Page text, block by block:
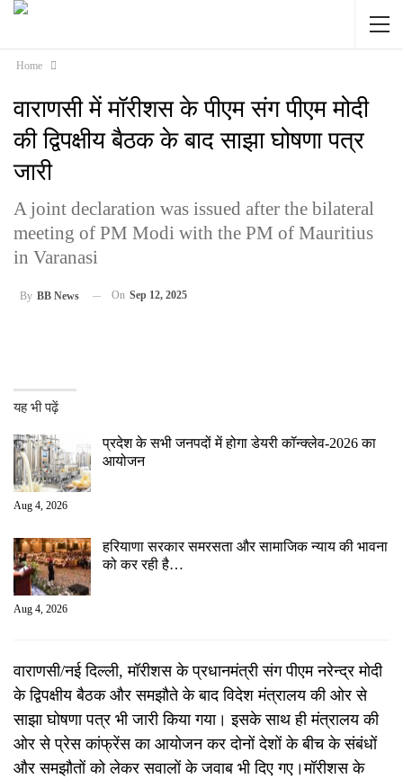
Home
वाराणसी में मॉरीशस के पीएम संग पीएम मोदी
की द्व‍िपक्षीय बैठक के बाद साझा घोषणा पत्र
जारी
A joint declaration was issued after the bilateral
meeting of PM Modi with the PM of Mauritius
in Varanasi
By BB News On Sep 12, 2025
यह भी पढ़ें
प्रदेश के सभी जनपदों में होगा डेयरी कॉन्क्लेव-2026 का
आयोजन
Aug 4, 2026
हरियाणा सरकार समरसता और सामाजिक न्याय की भावना
को कर रही है…
Aug 4, 2026
वाराणसी/नई दिल्ली, मॉरीशस के प्रधानमंत्री संग पीएम नरेन्‍द्र मोदी
के द्व‍िपक्षीय बैठक और समझौते के बाद व‍िदेश मंत्रालय की ओर से
साझा घोषणा पत्र भी जारी कि‍या गया। इसके साथ ही मंत्रालय की
ओर से प्रेस कांफ्रेंस का आयोजन कर दोनों देशों के बीच के संबंधों
और समझौतों को लेकर सवालों के जवाब भी द‍िए गए।मॉरीशस के